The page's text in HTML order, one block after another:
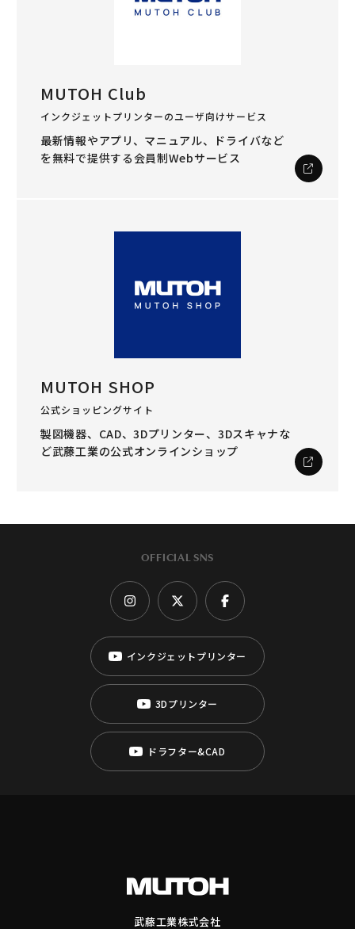
MUTOH Club
インクジェットプリンターのユーザ向けサービス
最新情報やアプリ、マニュアル、ドライバなど
を無料で提供する会員制Webサービス
MUTOH SHOP
公式ショッピングサイト
製図機器、CAD、3Dプリンター、3Dスキャナな
ど武藤工業の公式オンラインショップ
OFFICIAL SNS
インクジェットプリンター
3Dプリンター
ドラフター&CAD
武藤工業株式会社